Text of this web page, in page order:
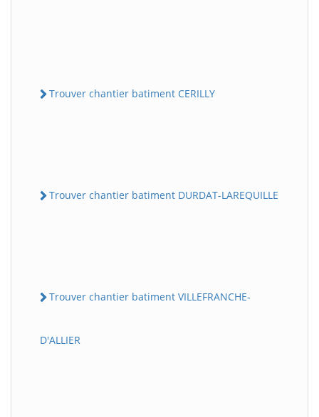
Trouver chantier batiment CERILLY
Trouver chantier batiment DURDAT-LAREQUILLE
Trouver chantier batiment VILLEFRANCHE-
D'ALLIER